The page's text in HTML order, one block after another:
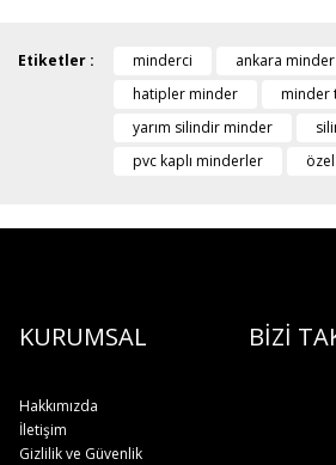
Etiketler : minderci ankara minder
hatipler minder
minder
yarım silindir minder
pvc kaplı minderler
KURUMSAL BİZİ
Hakkımızda
İletişim
Gizlilik ve Güvenlik